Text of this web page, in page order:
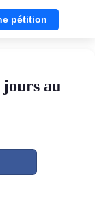
pétition
au